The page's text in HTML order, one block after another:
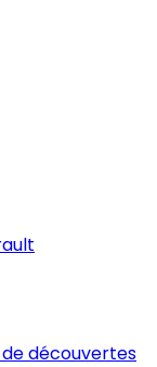
découvertes